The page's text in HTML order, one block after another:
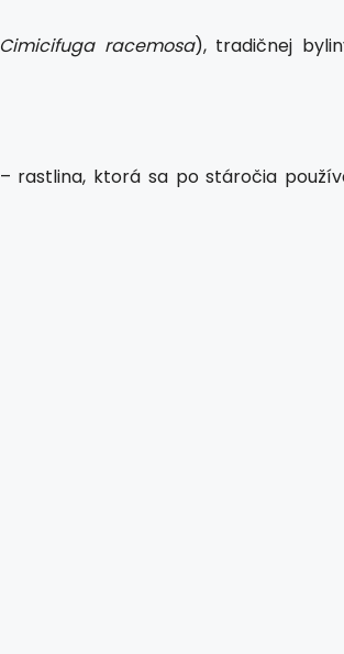
Cimicifuga racemosa), tradičnej
– rastlina, ktorá sa po stáročia